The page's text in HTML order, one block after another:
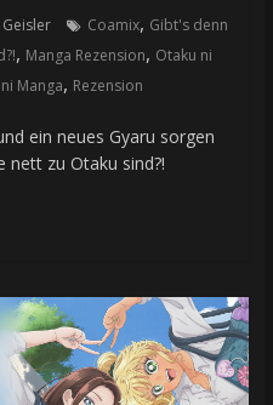
Coamix, Gibt's denn
, Manga Rezension, Otaku ni
Manga, Rezension
ein neues Gyaru sorgen
nett zu Otaku sind?!